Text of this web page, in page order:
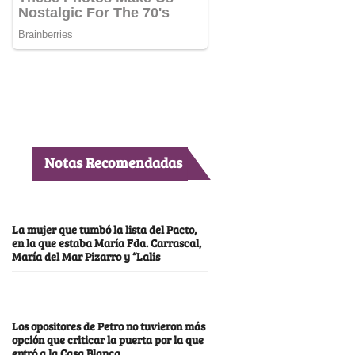
Notas Recomendadas
La mujer que tumbó la lista del Pacto,
en la que estaba María Fda. Carrascal,
María del Mar Pizarro y “Lalis
Los opositores de Petro no tuvieron más
opción que criticar la puerta por la que